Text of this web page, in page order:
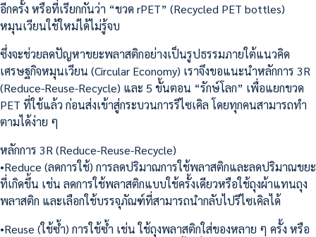
อีกครั้ง หรือที่เรียกกันว่า “ขวด rPET” (Recycled PET bottles)
หมุนเวียนใช้ใหม่ได้ไม่รู้จบ
ซึ่งจะช่วยลดปัญหาขยะพลาสติกอย่างเป็นรูปธรรมภายใต้แนวคิด
เศรษฐกิจหมุนเวียน (Circular Economy) เราจึงขอแนะนำหลักการ 3R
(Reduce-Reuse-Recycle) และ 5 ขั้นตอน “รักษ์โลก” เพื่อแยกขวด
PET ที่ใช้แล้ว ก่อนส่งเข้าสู่กระบวนการรีไซเคิล โดยทุกคนสามารถทำ
ตามได้ง่าย ๆ
หลักการ 3R (Reduce-Reuse-Recycle)
•Reduce (ลดการใช้) การลดปริมาณการใช้พลาสติกและลดปริมาณขยะ
ที่เกิดขึ้น เช่น ลดการใช้พลาสติกแบบใช้ครั้งเดียวหรือใช้ถุงผ้าแทนถุง
พลาสติก และเลือกใช้บรรจุภัณฑ์ที่สามารถนำกลับไปรีไซเคิลได้
•Reuse (ใช้ซ้ำ) การใช้ซ้ำ เช่น ใช้ถุงพลาสติกใส่ของหลาย ๆ ครั้ง หรือ